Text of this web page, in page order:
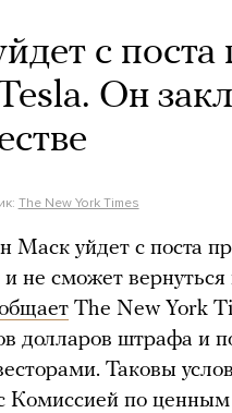
с поста
Он
The New York Times
Маск уйдет с поста
не сможет вернуться
The New York
долларов штрафа и
Таковы
Комиссией по